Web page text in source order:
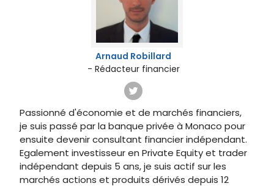
Arnaud Robillard
- Rédacteur financier
Passionné d'économie et de marchés financiers,
je suis passé par la banque privée à Monaco pour
ensuite devenir consultant financier indépendant.
Egalement investisseur en Private Equity et trader
indépendant depuis 5 ans, je suis actif sur les
marchés actions et produits dérivés depuis 12